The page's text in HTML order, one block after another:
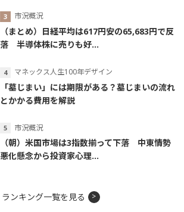
市況概況
（まとめ）日経平均は617円安の65,683円で反
落 半導体株に売りも好...
マネックス人生100年デザイン
「墓じまい」には期限がある？墓じまいの流れ
とかかる費用を解説
市況概況
（朝）米国市場は3指数揃って下落 中東情勢
悪化懸念から投資家心理...
ランキング一覧を見る